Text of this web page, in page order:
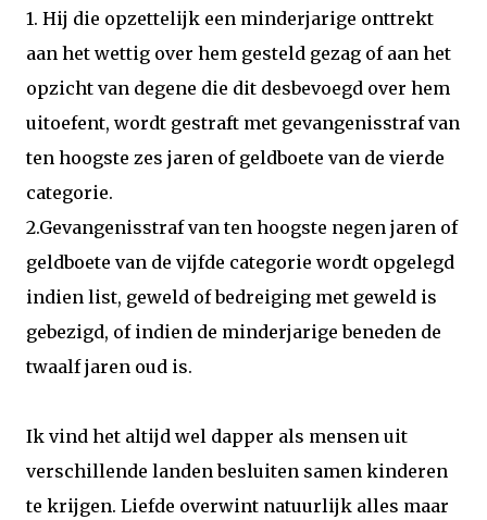
1. Hij die opzettelijk een minderjarige onttrekt
aan het wettig over hem gesteld gezag of aan het
opzicht van degene die dit desbevoegd over hem
uitoefent, wordt gestraft met gevangenisstraf van
ten hoogste zes jaren of geldboete van de vierde
categorie.
2.Gevangenisstraf van ten hoogste negen jaren of
geldboete van de vijfde categorie wordt opgelegd
indien list, geweld of bedreiging met geweld is
gebezigd, of indien de minderjarige beneden de
twaalf jaren oud is.
Ik vind het altijd wel dapper als mensen uit
verschillende landen besluiten samen kinderen
te krijgen. Liefde overwint natuurlijk alles maar